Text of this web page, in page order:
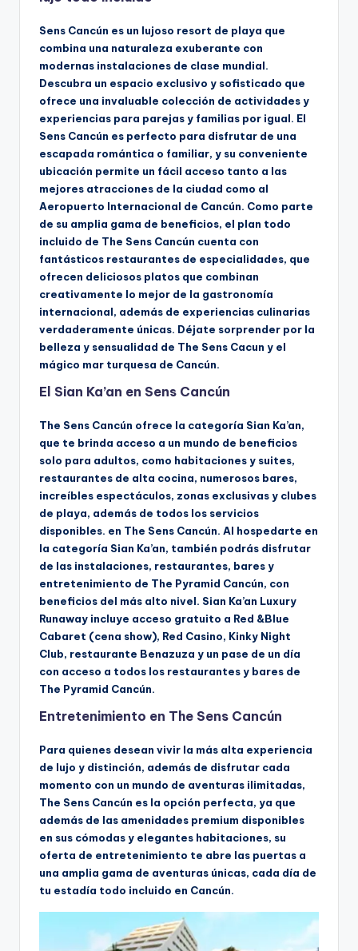
Sens Cancún es un lujoso resort de playa que
combina una naturaleza exuberante con
modernas instalaciones de clase mundial.
Descubra un espacio exclusivo y sofisticado que
ofrece una invaluable colección de actividades y
experiencias para parejas y familias por igual. El
Sens Cancún es perfecto para disfrutar de una
escapada romántica o familiar, y su conveniente
ubicación permite un fácil acceso tanto a las
mejores atracciones de la ciudad como al
Aeropuerto Internacional de Cancún. Como parte
de su amplia gama de beneficios, el plan todo
incluido de The Sens Cancún cuenta con
fantásticos restaurantes de especialidades, que
ofrecen deliciosos platos que combinan
creativamente lo mejor de la gastronomía
internacional, además de experiencias culinarias
verdaderamente únicas. Déjate sorprender por la
belleza y sensualidad de The Sens Cacun y el
mágico mar turquesa de Cancún.
El Sian Ka’an en Sens Cancún
The Sens Cancún ofrece la categoría Sian Ka’an,
que te brinda acceso a un mundo de beneficios
solo para adultos, como habitaciones y suites,
restaurantes de alta cocina, numerosos bares,
increíbles espectáculos, zonas exclusivas y clubes
de playa, además de todos los servicios
disponibles. en The Sens Cancún. Al hospedarte en
la categoría Sian Ka’an, también podrás disfrutar
de las instalaciones, restaurantes, bares y
entretenimiento de The Pyramid Cancún, con
beneficios del más alto nivel. Sian Ka’an Luxury
Runaway incluye acceso gratuito a Red &Blue
Cabaret (cena show), Red Casino, Kinky Night
Club, restaurante Benazuza y un pase de un día
con acceso a todos los restaurantes y bares de
The Pyramid Cancún.
Entretenimiento en The Sens Cancún
Para quienes desean vivir la más alta experiencia
de lujo y distinción, además de disfrutar cada
momento con un mundo de aventuras ilimitadas,
The Sens Cancún es la opción perfecta, ya que
además de las amenidades premium disponibles
en sus cómodas y elegantes habitaciones, su
oferta de entretenimiento te abre las puertas a
una amplia gama de aventuras únicas, cada día de
tu estadía todo incluido en Cancún.